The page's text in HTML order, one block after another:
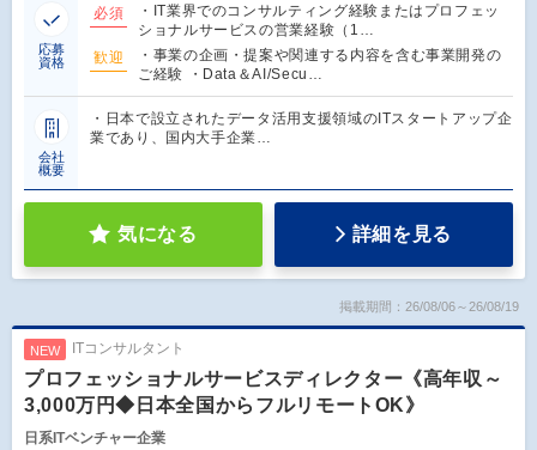
応募
資格
必須
・IT業界でのコンサルティング経験またはプロフェッ
ショナルサービスの営業経験（1…
歓迎
・事業の企画・提案や関連する内容を含む事業開発の
ご経験 ・Data＆AI/Secu…
会社
概要
・日本で設立されたデータ活用支援領域のITスタートアップ企
業であり、国内大手企業…
気になる 詳細を見る
掲載期間：26/08/06～26/08/19
NEW ITコンサルタント
プロフェッショナルサービスディレクター《高年収～
3,000万円◆日本全国からフルリモートOK》
日系ITベンチャー企業